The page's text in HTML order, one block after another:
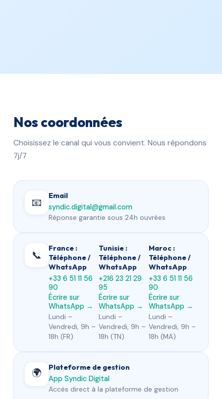
Nos coordonnées
Choisissez le canal qui vous convient. Nous répondons
7j/7
📧
Email
syndic.digital@gmail.com
Réponse garantie sous 24h ouvrées
📞
France :
Téléphone /
WhatsApp
+33 6 51 11 56
90
Écrire sur
WhatsApp →
Lundi –
Vendredi, 9h –
18h (FR)
Tunisie :
Téléphone /
WhatsApp
+216 23 21 29
95
Écrire sur
WhatsApp →
Lundi –
Vendredi, 9h –
18h (TN)
Maroc :
Téléphone /
WhatsApp
+33 6 51 11 56
90
Écrire sur
WhatsApp →
Lundi –
Vendredi, 9h –
18h (MA)
🌍 Plateforme de gestion
App Syndic Digital
Accès direct à la plateforme de gestion